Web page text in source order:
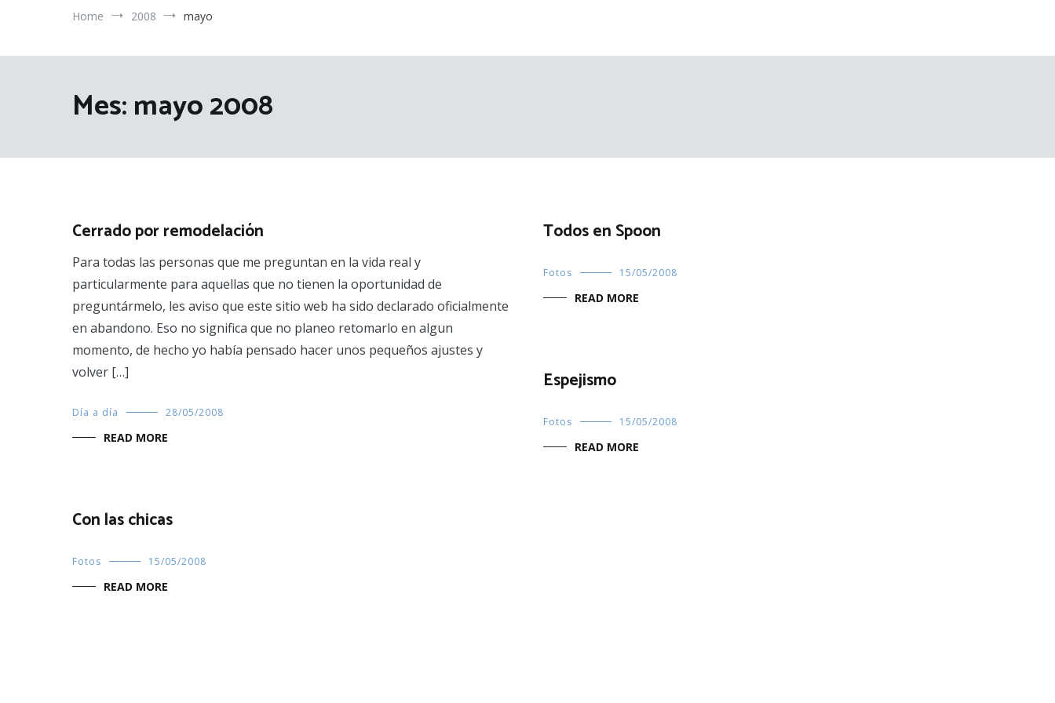
Home 2008 mayo
Mes:mayo 2008
Cerrado por remodelación
Para todas las personas que me preguntan en la vida real y
particularmente para aquellas que no tienen la oportunidad de
preguntármelo, les aviso que este sitio web ha sido declarado oficialmente
en abandono. Eso no significa que no planeo retomarlo en algun
momento, de hecho yo había pensado hacer unos pequeños ajustes y
volver […]
Día a día 28/05/2008
READ MORE
Todos en Spoon
Fotos 15/05/2008
READ MORE
Espejismo
Fotos 15/05/2008
READ MORE
Con las chicas
Fotos 15/05/2008
READ MORE